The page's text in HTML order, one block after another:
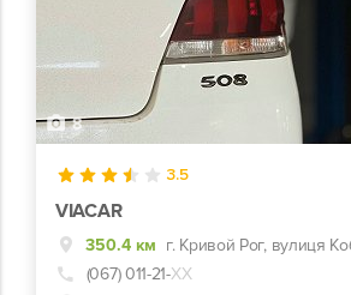
8
3.5
VIACAR
350.4 км
(067) 011-21-ХХ